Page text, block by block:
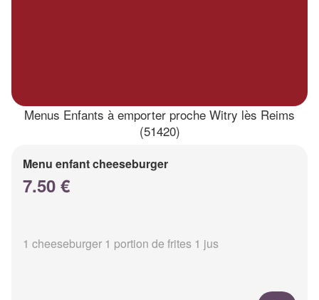
Menus Enfants à emporter proche Witry lès Reims
(51420)
Menu enfant cheeseburger
7.50 €
1 cheeseburger 1 portion de frites 1 jus